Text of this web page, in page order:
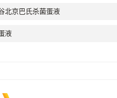
北京巴氏杀菌蛋液
液